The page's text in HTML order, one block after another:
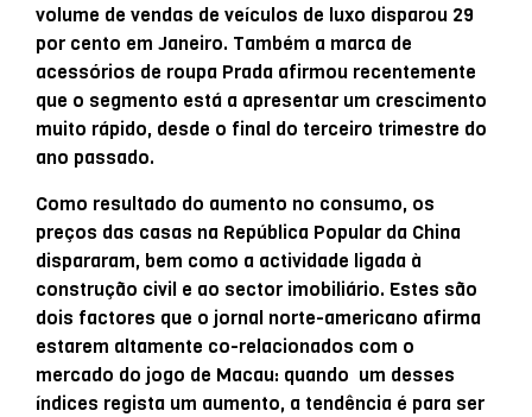
volume de vendas de veículos de luxo disparou 29
por cento em Janeiro. Também a marca de
acessórios de roupa Prada afirmou recentemente
que o segmento está a apresentar um crescimento
muito rápido, desde o final do terceiro trimestre do
ano passado.
Como resultado do aumento no consumo, os
preços das casas na República Popular da China
dispararam, bem como a actividade ligada à
construção civil e ao sector imobiliário. Estes são
dois factores que o jornal norte-americano afirma
estarem altamente co-relacionados com o
mercado do jogo de Macau: quando um desses
índices regista um aumento, a tendência é para ser